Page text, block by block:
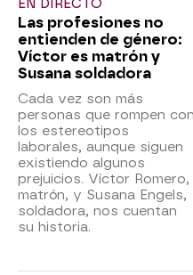
EN DIRECTO
Las profesiones no
entienden de género:
Víctor es matrón y
Susana soldadora
Cada vez son más
personas que rompen con
los estereotipos
laborales, aunque siguen
existiendo algunos
prejuicios. Víctor Romero,
matrón, y Susana Engels,
soldadora, nos cuentan
su historia.